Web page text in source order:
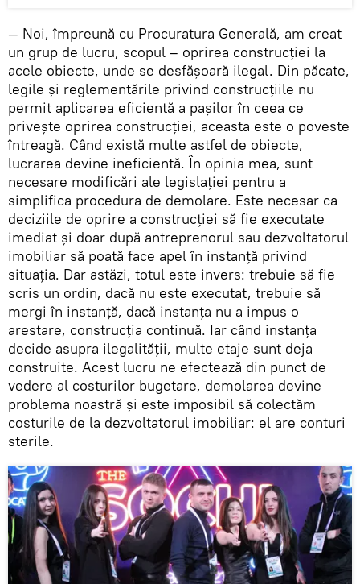
— Noi, împreună cu Procuratura Generală, am creat
un grup de lucru, scopul – oprirea construcției la
acele obiecte, unde se desfășoară ilegal. Din păcate,
legile și reglementările privind construcțiile nu
permit aplicarea eficientă a pașilor în ceea ce
privește oprirea construcției, aceasta este o poveste
întreagă. Când există multe astfel de obiecte,
lucrarea devine ineficientă. În opinia mea, sunt
necesare modificări ale legislației pentru a
simplifica procedura de demolare. Este necesar ca
deciziile de oprire a construcției să fie executate
imediat și doar după antreprenorul sau dezvoltatorul
imobiliar să poată face apel în instanță privind
situația. Dar astăzi, totul este invers: trebuie să fie
scris un ordin, dacă nu este executat, trebuie să
mergi în instanță, dacă instanța nu a impus o
arestare, construcția continuă. Iar când instanța
decide asupra ilegalității, multe etaje sunt deja
construite. Acest lucru ne efectează din punct de
vedere al costurilor bugetare, demolarea devine
problema noastră și este imposibil să colectăm
costurile de la dezvoltatorul imobiliar: el are conturi
sterile.